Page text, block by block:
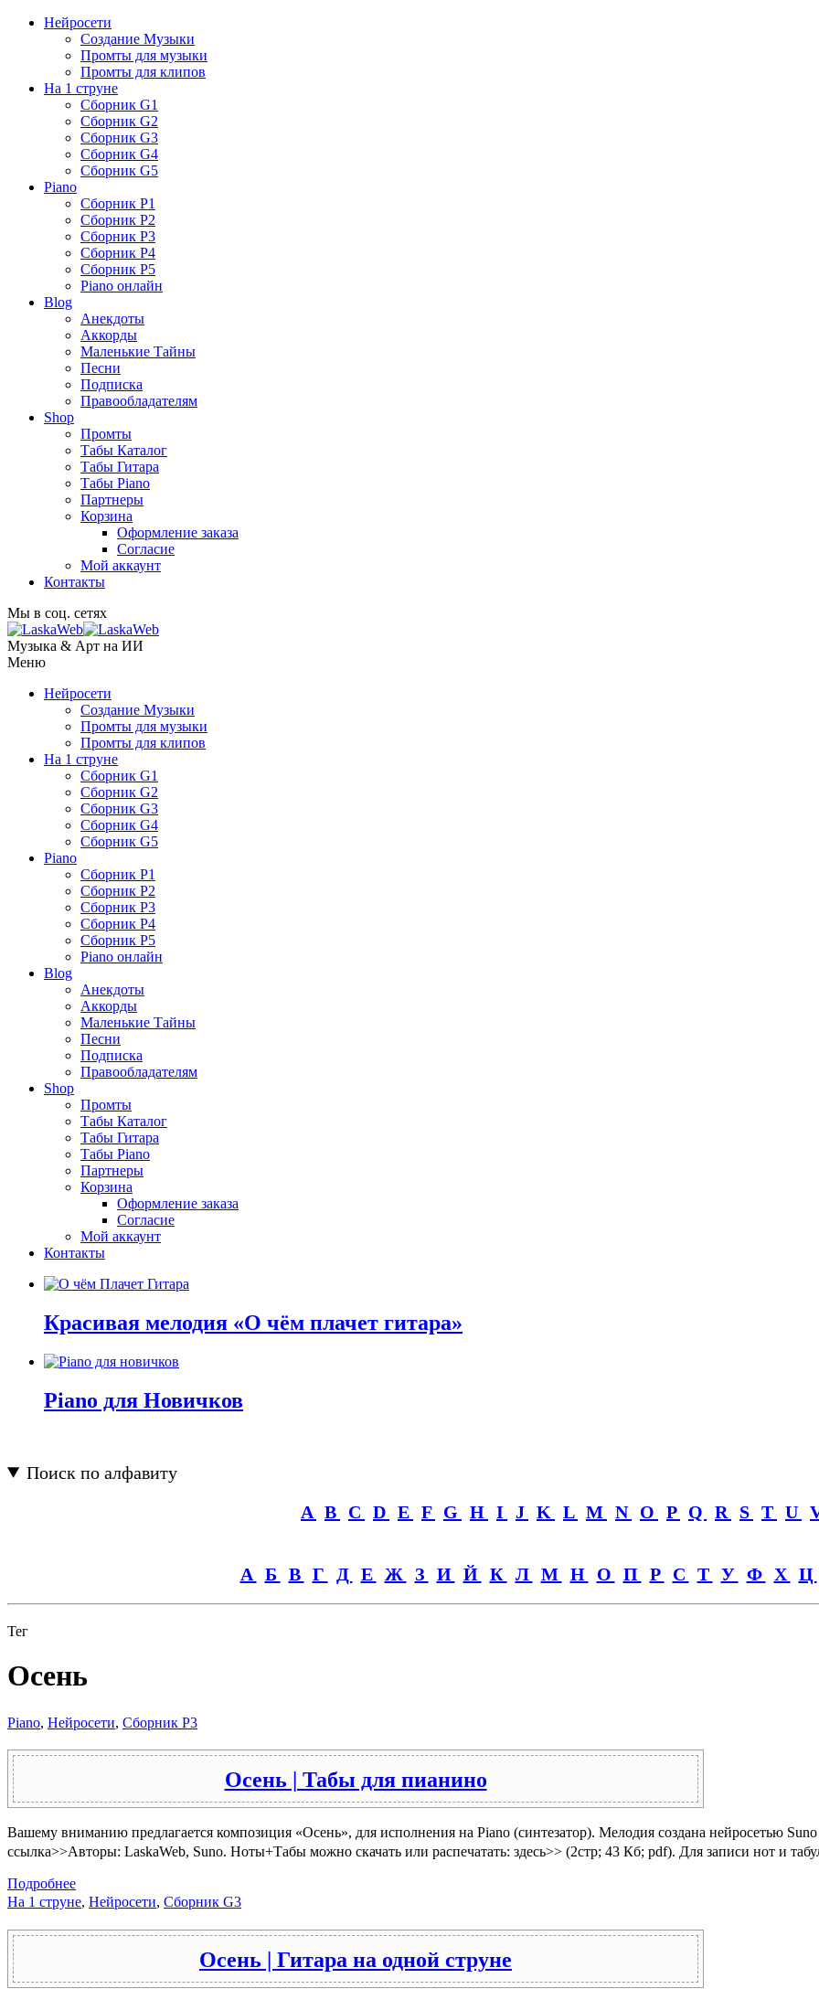
Нейросети
Создание Музыки
Промты для музыки
Промты для клипов
На 1 струне
Сборник G1
Сборник G2
Сборник G3
Сборник G4
Сборник G5
Piano
Сборник P1
Сборник P2
Сборник P3
Сборник P4
Сборник P5
Piano онлайн
Blog
Анекдоты
Аккорды
Маленькие Тайны
Песни
Подписка
Правообладателям
Shop
Промты
Табы Каталог
Табы Гитара
Табы Piano
Партнеры
Корзина
Оформление заказа
Согласие
Мой аккаунт
Контакты
Мы в соц. сетях
Музыка & Арт на ИИ
Меню
Нейросети
Создание Музыки
Промты для музыки
Промты для клипов
На 1 струне
Сборник G1
Сборник G2
Сборник G3
Сборник G4
Сборник G5
Piano
Сборник P1
Сборник P2
Сборник P3
Сборник P4
Сборник P5
Piano онлайн
Blog
Анекдоты
Аккорды
Маленькие Тайны
Песни
Подписка
Правообладателям
Shop
Промты
Табы Каталог
Табы Гитара
Табы Piano
Партнеры
Корзина
Оформление заказа
Согласие
Мой аккаунт
Контакты
Красивая мелодия «О чём плачет гитара»
Piano для Новичков
Поиск по алфавиту
A B C D E F G H I J K L M N O P Q R S T U
А Б В Г Д Е Ж З И Й К Л М Н О П Р С Т У Ф Х Ц
Тег
Осень
Piano, Нейросети, Сборник P3
Осень | Табы для пианино
Вашему вниманию предлагается композиция «Осень», для исполнения на Piano (синтезатор). Мелодия создана нейросетью
ссылка>>Авторы: LaskaWeb, Suno. Ноты+Табы можно скачать или распечатать: здесь>> (2стр; 43 Кб; pdf). Для записи нот и
Подробнее
На 1 струне, Нейросети, Сборник G3
Осень | Гитара на одной струне